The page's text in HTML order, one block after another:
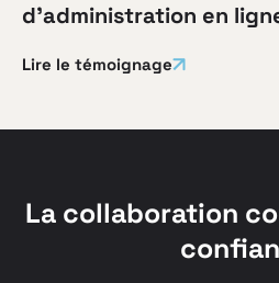
d’administration en
Lire le témoignage
La collaboration